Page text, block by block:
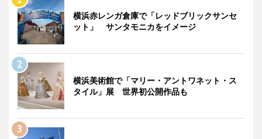
横浜赤レンガ倉庫で「レッドブリックサンセ
ット」 サンタモニカをイメージ
横浜美術館で「マリー・アントワネット・ス
タイル」展 世界初公開作品も